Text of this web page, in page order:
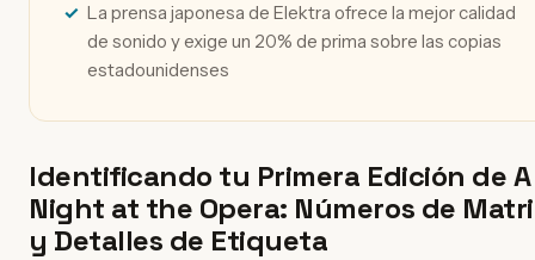
La prensa japonesa de Elektra ofrece la mejor calidad
de sonido y exige un 20% de prima sobre las copias
estadounidenses
Identificando tu Primera Edición de A
Night at the Opera: Números de
y Detalles de Etiqueta